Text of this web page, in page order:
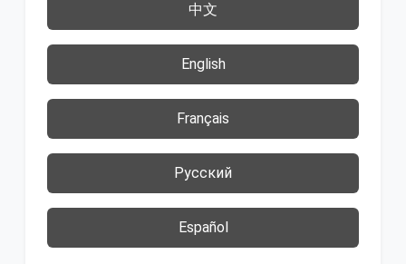
中文
English
Français
Русский
Español